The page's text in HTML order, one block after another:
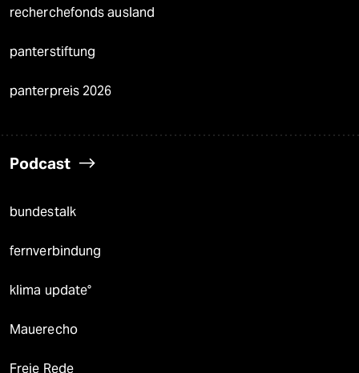
recherchefonds ausland
panterstiftung
panterpreis 2026
Podcast
bundestalk
fernverbindung
klima update°
Mauerecho
Freie Rede